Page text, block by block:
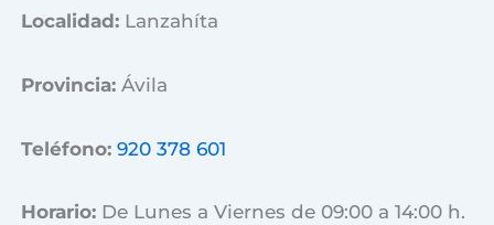
Localidad: Lanzahíta
Provincia:Ávila
Teléfono: 920 378 601
Horario: De Lunes a Viernes de 09:00 a 14:00 h.